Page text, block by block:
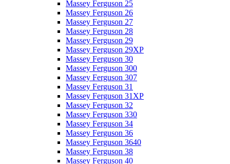
Massey Ferguson 25
Massey Ferguson 26
Massey Ferguson 27
Massey Ferguson 28
Massey Ferguson 29
Massey Ferguson 29XP
Massey Ferguson 30
Massey Ferguson 300
Massey Ferguson 307
Massey Ferguson 31
Massey Ferguson 31XP
Massey Ferguson 32
Massey Ferguson 330
Massey Ferguson 34
Massey Ferguson 36
Massey Ferguson 3640
Massey Ferguson 38
Massey Ferguson 40